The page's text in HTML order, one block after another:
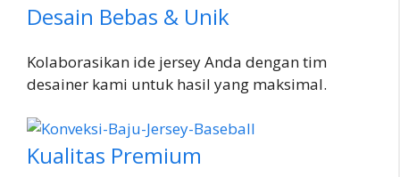
Desain Bebas & Unik
Kolaborasikan ide jersey Anda dengan tim
desainer kami untuk hasil yang maksimal.
Kualitas Premium